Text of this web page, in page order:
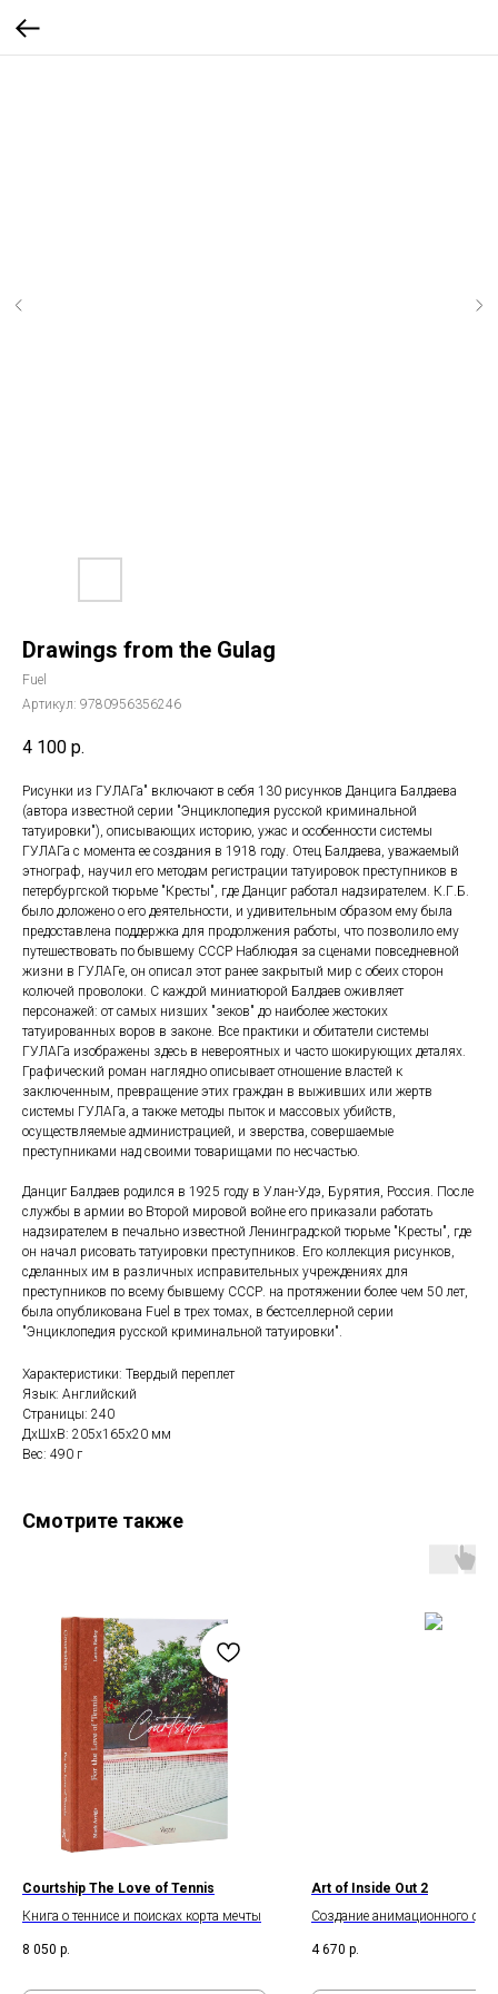
Drawings from the Gulag
Fuel
Артикул: 9780956356246
4 100 р.
Рисунки из ГУЛАГа" включают в себя 130 рисунков Данцига Балдаева
(автора известной серии "Энциклопедия русской криминальной
татуировки"), описывающих историю, ужас и особенности системы
ГУЛАГа с момента ее создания в 1918 году. Отец Балдаева, уважаемый
этнограф, научил его методам регистрации татуировок преступников в
петербургской тюрьме "Кресты", где Данциг работал надзирателем. К.Г.Б.
было доложено о его деятельности, и удивительным образом ему была
предоставлена поддержка для продолжения работы, что позволило ему
путешествовать по бывшему СССР Наблюдая за сценами повседневной
жизни в ГУЛАГе, он описал этот ранее закрытый мир с обеих сторон
колючей проволоки. С каждой миниатюрой Балдаев оживляет
персонажей: от самых низших "зеков" до наиболее жестоких
татуированных воров в законе. Все практики и обитатели системы
ГУЛАГа изображены здесь в невероятных и часто шокирующих деталях.
Графический роман наглядно описывает отношение властей к
заключенным, превращение этих граждан в выживших или жертв
системы ГУЛАГа, а также методы пыток и массовых убийств,
осуществляемые администрацией, и зверства, совершаемые
преступниками над своими товарищами по несчастью.
Данциг Балдаев родился в 1925 году в Улан-Удэ, Бурятия, Россия. После
службы в армии во Второй мировой войне его приказали работать
надзирателем в печально известной Ленинградской тюрьме "Кресты", где
он начал рисовать татуировки преступников. Его коллекция рисунков,
сделанных им в различных исправительных учреждениях для
преступников по всему бывшему СССР. на протяжении более чем 50 лет,
была опубликована Fuel в трех томах, в бестселлерной серии
"Энциклопедия русской криминальной татуировки".
Характеристики: Твердый переплет
Язык: Английский
Страницы: 240
ДxШxВ: 205x165x20 мм
Вес: 490 г
Смотрите также
Courtship The Love of Tennis
Книга о теннисе и поисках корта мечты
8 050 р.
Art of Inside Out 2
Создание анимационного
4 670 р.